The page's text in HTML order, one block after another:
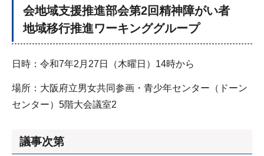
会地域支援推進部会第2回精神障がい者
地域移行推進ワーキンググループ
日時：令和7年2月27日（木曜日）14時から
場所：大阪府立男女共同参画・青少年センター（ドーン
センター）5階大会議室2
議事次第